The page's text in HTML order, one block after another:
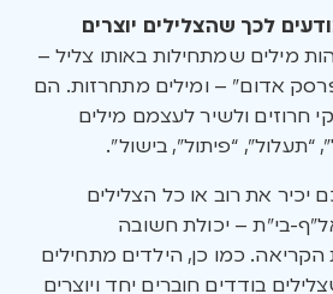
לכך שהצלילים יוצרים
מילים שמתחילות באותו צליל –
אדום” – ומילים מתחרזות. הם
חרוזים ולשיר לעצמם מילים
“פיתול”, בישול”.
את רוב או כל הצלילים
בי”ת – יכולת חשובה
הקריאה. כמו כן, הילדים מתחילים
בודדים חוברים יחד ויוצרים